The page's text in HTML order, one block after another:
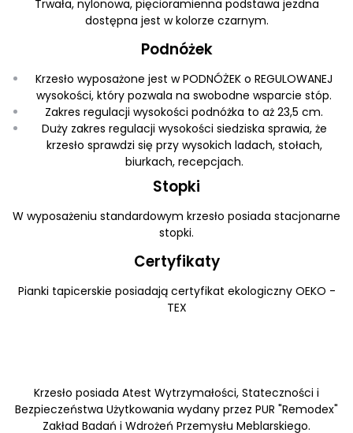
Trwała, nylonowa, pięcioramienna podstawa jezdna
dostępna jest w kolorze czarnym.
Podnóżek
Krzesło wyposażone jest w PODNÓŻEK o REGULOWANEJ
wysokości, który pozwala na swobodne wsparcie stóp.
Zakres regulacji wysokości podnóżka to aż 23,5 cm.
Duży zakres regulacji wysokości siedziska sprawia, że
krzesło sprawdzi się przy wysokich ladach, stołach,
biurkach, recepcjach.
Stopki
W wyposażeniu standardowym krzesło posiada stacjonarne
stopki.
Certyfikaty
Pianki tapicerskie posiadają certyfikat ekologiczny OEKO -
TEX
Krzesło posiada Atest Wytrzymałości, Stateczności i
Bezpieczeństwa Użytkowania wydany przez PUR "Remodex"
Zakład Badań i Wdrożeń Przemysłu Meblarskiego.